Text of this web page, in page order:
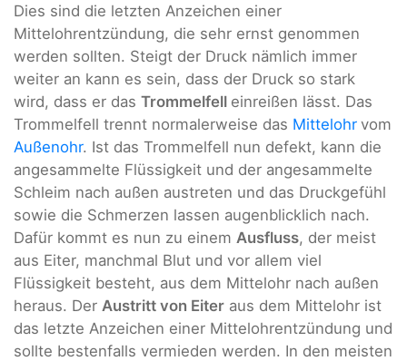
Dies sind die letzten Anzeichen einer
Mittelohrentzündung, die sehr ernst genommen
werden sollten. Steigt der Druck nämlich immer
weiter an kann es sein, dass der Druck so stark
wird, dass er das Trommelfell einreißen lässt. Das
Trommelfell trennt normalerweise das Mittelohr vom
Außenohr. Ist das Trommelfell nun defekt, kann die
angesammelte Flüssigkeit und der angesammelte
Schleim nach außen austreten und das Druckgefühl
sowie die Schmerzen lassen augenblicklich nach.
Dafür kommt es nun zu einem Ausfluss, der meist
aus Eiter, manchmal Blut und vor allem viel
Flüssigkeit besteht, aus dem Mittelohr nach außen
heraus. Der Austritt von Eiter aus dem Mittelohr ist
das letzte Anzeichen einer Mittelohrentzündung und
sollte bestenfalls vermieden werden. In den meisten